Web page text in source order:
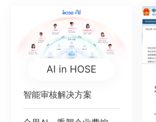
AI in HOSE
智能审核解决方案